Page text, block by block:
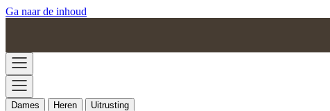
Ga naar de inhoud
Dames Heren Uitrusting